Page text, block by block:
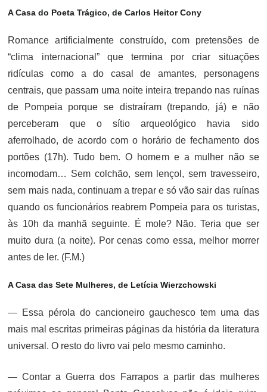
A Casa do Poeta Trágico, de Carlos Heitor Cony
Romance artificialmente construído, com pretensões de
“clima internacional” que termina por criar situações
ridículas como a do casal de amantes, personagens
centrais, que passam uma noite inteira trepando nas ruínas
de Pompeia porque se distraíram (trepando, já) e não
perceberam que o sítio arqueológico havia sido
aferrolhado, de acordo com o horário de fechamento dos
portões (17h). Tudo bem. O homem e a mulher não se
incomodam… Sem colchão, sem lençol, sem travesseiro,
sem mais nada, continuam a trepar e só vão sair das ruínas
quando os funcionários reabrem Pompeia para os turistas,
às 10h da manhã seguinte. É mole? Não. Teria que ser
muito dura (a noite). Por cenas como essa, melhor morrer
antes de ler. (F.M.)
A Casa das Sete Mulheres, de Letícia Wierzchowski
— Essa pérola do cancioneiro gauchesco tem uma das
mais mal escritas primeiras páginas da história da literatura
universal. O resto do livro vai pelo mesmo caminho.
— Contar a Guerra dos Farrapos a partir das mulheres